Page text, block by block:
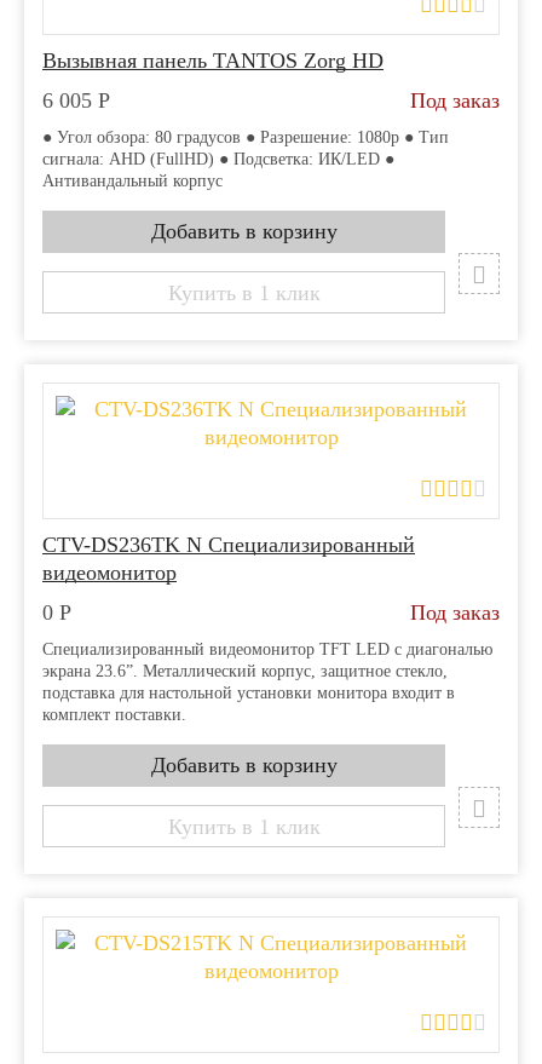
Вызывная панель TANTOS Zorg HD
6 005 Р Под заказ
● Угол обзора: 80 градусов ● Разрешение: 1080p ● Тип
сигнала: AHD (FullHD) ● Подсветка: ИК/LED ●
Антивандальный корпус
Купить в 1 клик
CTV-DS236TK N Специализированный
видеомонитор
0 Р Под заказ
Специализированный видеомонитор TFT LED с диагональю
экрана 23.6”. Металлический корпус, защитное стекло,
подставка для настольной установки монитора входит в
комплект поставки.
Купить в 1 клик